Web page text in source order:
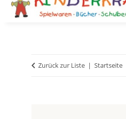
Zurück zur Liste Startseite